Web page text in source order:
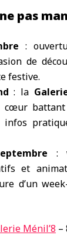
pas
:
de
festive.
: la
battant
infos
:
et
d’un
Ménil’8 –